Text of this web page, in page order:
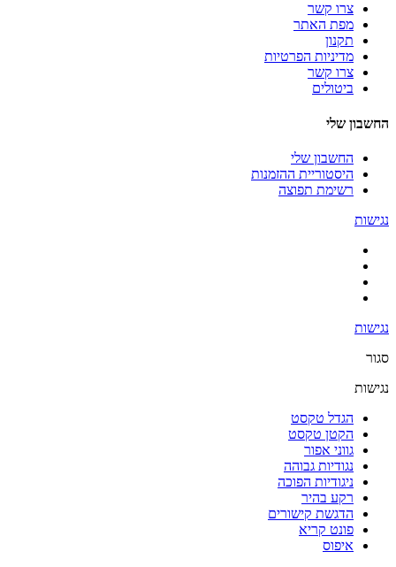
צרו קשר
מפת האתר
תקנון
מדיניות הפרטיות
צרו קשר
ביטולים
החשבון שלי
החשבון שלי
היסטוריית ההזמנות
רשימת תפוצה
נגישות
נגישות
סגור
נגישות
הגדל טקסט
הקטן טקסט
גווני אפור
נגודיות גבוהה
ניגודיות הפוכה
רקע בהיר
הדגשת קישורים
פונט קריא
איפוס